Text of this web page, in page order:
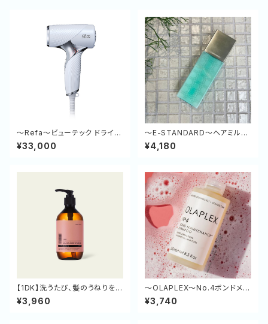
～Refa～ビューテック ドライヤ
ー SE
¥33,000
～E-STANDARD～ヘアミルク
ポジティブリペア 120ml
¥4,180
【1DK】洗うたび、髪のうねりをリ
セット。シルクのような手触りへ
導くリペアシャンプー
¥3,960
～OLAPLEX～No.4ボンドメン
テナンスシャンプー
¥3,740